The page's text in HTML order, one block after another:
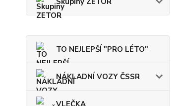
TO NEJLEPŠÍ "PRO LÉTO"
NÁKLADNÍ VOZY ČSSR